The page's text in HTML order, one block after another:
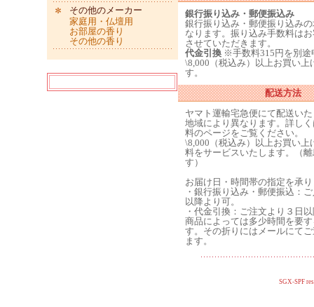
その他のメーカー
家庭用・仏壇用
お部屋の香り
その他の香り
銀行振り込み・郵便振込み
銀行振り込み・郵便振り込み
なります。振り込み手数料は
させていただきます。
代金引換※手数料315円を別途
\8,000（税込み）以上お買い上
す。
配送方法
ヤマト運輸宅急便にて配送い
地域により異なります。詳し
料のページをご覧ください。
\8,000（税込み）以上お買い上
料をサービスいたします。（
す）
お届け日・時間帯の指定を承
・銀行振り込み・郵便振込：
以降より可。
・代金引換：ご注文より３日
商品によっては多少時間を要
す。その折りにはメールにて
ます。
SGX-SPF